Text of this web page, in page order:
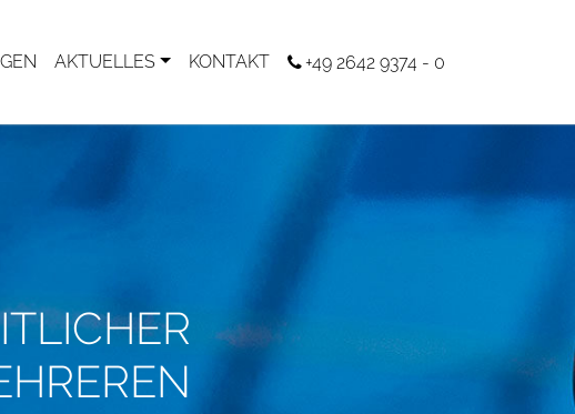
AKTUELLES KONTAKT +49 2642 9374 - 0